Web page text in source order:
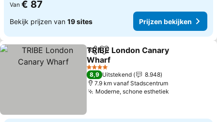
Van € 87
Bekijk prijzen van 19 sites Prijzen bekijken
DelenToevoegen aan favorieten
TRIBE London Canary
Wharf
Prijzen bekijken
4 Sterren
8,9 Uitstekend
8.948
7.9 km vanaf Stadscentrum
Moderne, schone esthetiek